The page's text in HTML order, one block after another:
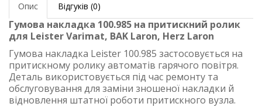
Опис Відгуків (0)
Гумова накладка 100.985 на притискний ролик
для Leister Varimat, BAK Laron, Herz Laron
Гумова накладка Leister 100.985 застосовується на
притискному ролику автоматів гарячого повітря.
Деталь використовується під час ремонту та
обслуговування для заміни зношеної накладки й
відновлення штатної роботи притискного вузла.